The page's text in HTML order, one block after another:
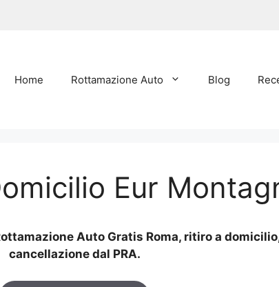
Home Rottamazione Auto Blog
Eur
Auto Gratis Roma, ritiro a
cancellazione dal PRA.